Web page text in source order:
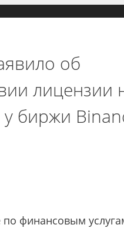
об
лицензии
биржи
по финансовым